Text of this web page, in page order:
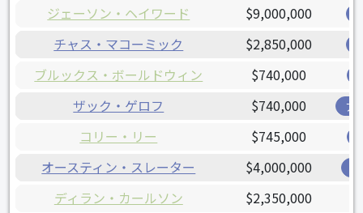
ジェーソン・ヘイワード $9,000,000
チャス・マコーミック $2,850,000
ブルックス・ボールドウィン $740,000
ザック・ゲロフ $740,000 ア
コリー・リー $745,000
オースティン・スレーター $4,000,000
ディラン・カールソン
$2,350,000